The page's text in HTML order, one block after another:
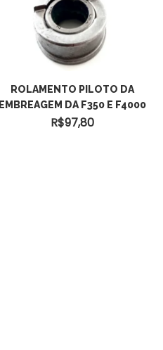
ROLAMENTO PILOTO DA
EMBREAGEM DA F350 E F4000
R$97,80